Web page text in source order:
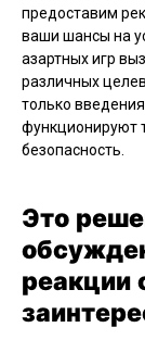
предоставим
ваши шансы на
азартных игр
различных
только
функционируют
безопасность.
Это
реакции